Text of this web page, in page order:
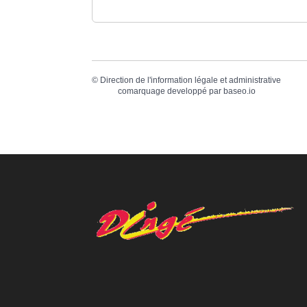
© Direction de l'information légale et administrative
comarquage developpé par baseo.io